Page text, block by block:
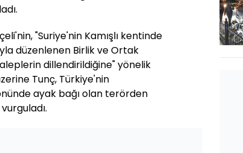
"Suriye'nin Kamışlı kentinde
düzenlenen Birlik ve Ortak
dillendirildiğine" yönelik
Tunç, Türkiye'nin
ayak bağı olan terörden